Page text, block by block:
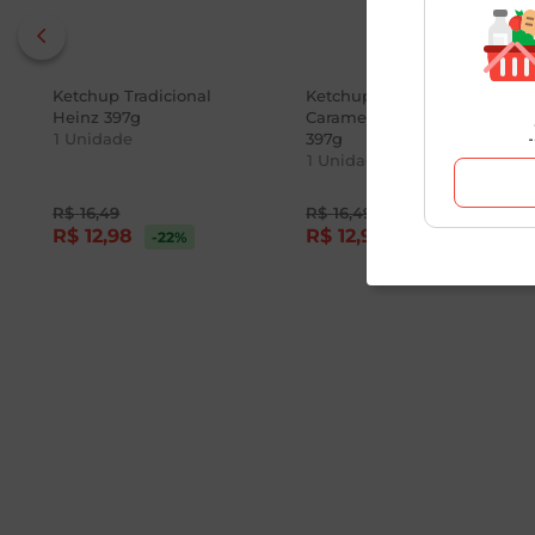
Ketchup Tradicional
Heinz 397g
1 Unidade
R$ 16,49
R$ 12,98 -22%
Ketchup Bacon e Cebola
Caramelizada Heinz
397g
1 Unidade
R$ 16,49
R$ 12,98